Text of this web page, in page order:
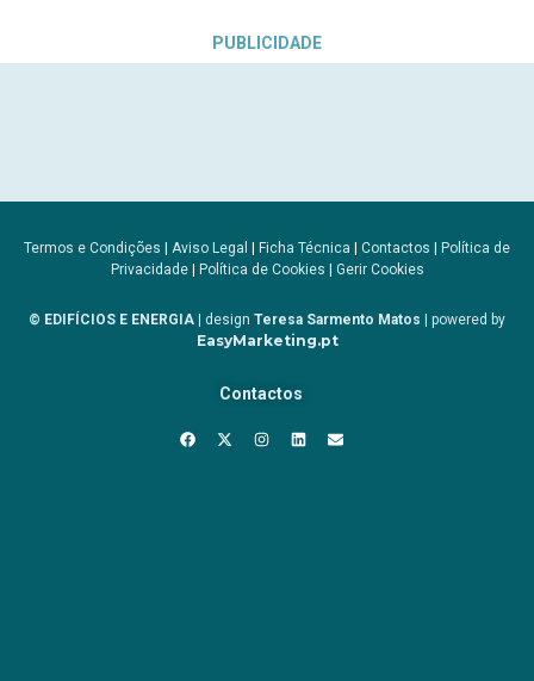
PUBLICIDADE
Termos e Condições | Aviso Legal | Ficha Técnica | Contactos | Política de
Privacidade| Política de Cookies | Gerir Cookies
© EDIFÍCIOS E ENERGIA | design Teresa Sarmento Matos | powered by
EasyMarketing.pt
Contactos